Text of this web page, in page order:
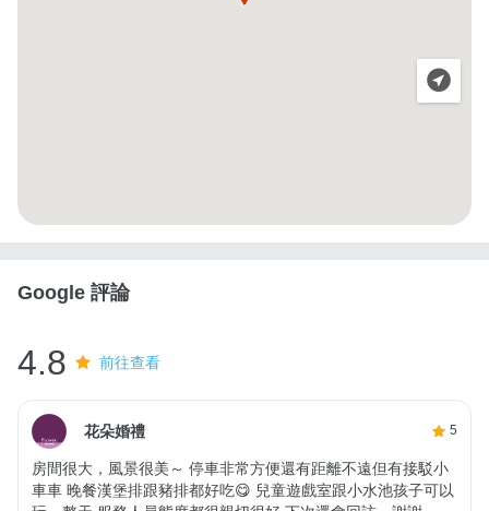
Google 評論
4.8 前往查看
花朵婚禮 5
房間很大，風景很美～ 停車非常方便還有距離不遠但有接駁小
車車 晚餐漢堡排跟豬排都好吃😋 兒童遊戲室跟小水池孩子可以